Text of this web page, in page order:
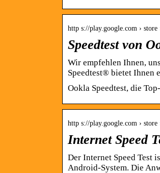
http s://play.google.com › store
Speedtest von
Wir empfehlen Ihnen,
Speedtest® bietet Ihnen
Ookla Speedtest, die
http s://play.google.com › store
Internet Speed
Der Internet Speed Test
Android-System. Die